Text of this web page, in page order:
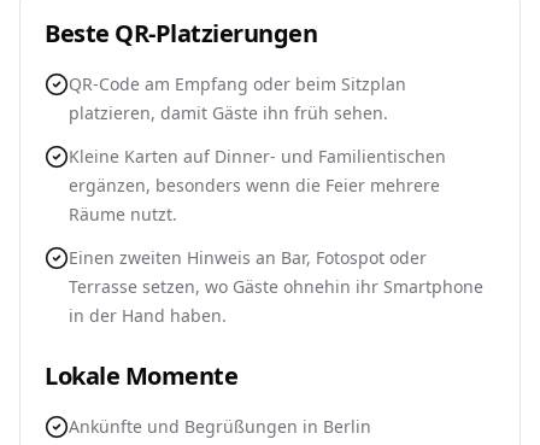
Beste QR-Platzierungen
QR-Code am Empfang oder beim Sitzplan
platzieren, damit Gäste ihn früh sehen.
Kleine Karten auf Dinner- und Familientischen
ergänzen, besonders wenn die Feier mehrere
Räume nutzt.
Einen zweiten Hinweis an Bar, Fotospot oder
Terrasse setzen, wo Gäste ohnehin ihr Smartphone
in der Hand haben.
Lokale Momente
Ankünfte und Begrüßungen in Berlin